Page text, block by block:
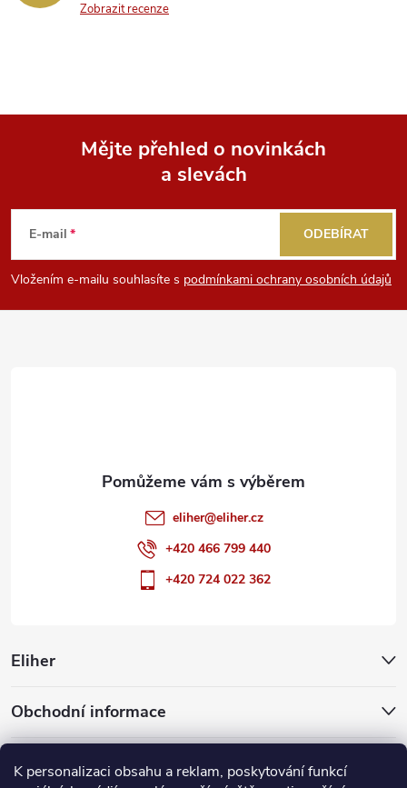
K personalizaci obsahu a reklam, poskytování funkcí
Zobrazit recenze
p
Mějte přehled o novinkách
a slevách
E-mail
Vložením e-mailu souhlasíte s podmínkami ochrany osobních údajů
ODEBÍRAT
Eliher
Obchodní informace
Partnerské weby
eliher@eliher.cz
+420 466 799 440
+420 724 022 362